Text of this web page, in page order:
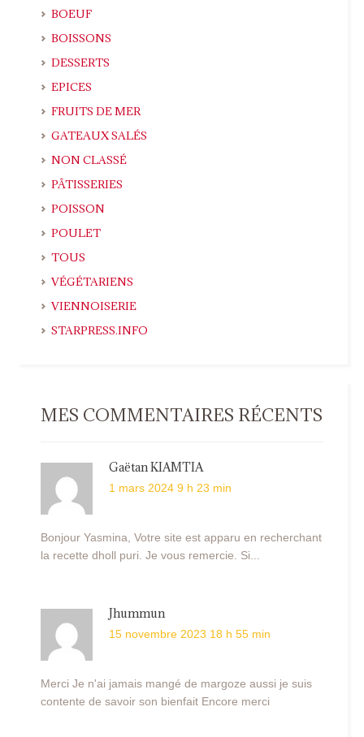
BOEUF
BOISSONS
DESSERTS
EPICES
FRUITS DE MER
GATEAUX SALÉS
NON CLASSÉ
PÂTISSERIES
POISSON
POULET
TOUS
VÉGÉTARIENS
VIENNOISERIE
STARPRESS.INFO
MES COMMENTAIRES RÉCENTS
Gaëtan KIAMTIA
1 mars 2024 9 h 23 min
Bonjour Yasmina, Votre site est apparu en recherchant
la recette dholl puri. Je vous remercie. Si...
Jhummun
15 novembre 2023 18 h 55 min
Merci Je n'ai jamais mangé de margoze aussi je suis
contente de savoir son bienfait Encore merci